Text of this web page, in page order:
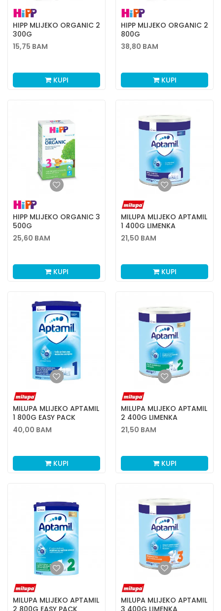
HIPP MLIJEKO ORGANIC 2
300G
15,75 BAM
KUPI
HIPP MLIJEKO ORGANIC 2
800G
38,80 BAM
KUPI
HIPP MLIJEKO ORGANIC 3
500G
25,60 BAM
KUPI
MILUPA MLIJEKO APTAMIL
1 400G LIMENKA
21,50 BAM
KUPI
MILUPA MLIJEKO APTAMIL
1 800G EASY PACK
40,00 BAM
KUPI
MILUPA MLIJEKO APTAMIL
2 400G LIMENKA
21,50 BAM
KUPI
MILUPA MLIJEKO APTAMIL
2 800G EASY PACK
MILUPA MLIJEKO APTAMIL
3 400G LIMENKA